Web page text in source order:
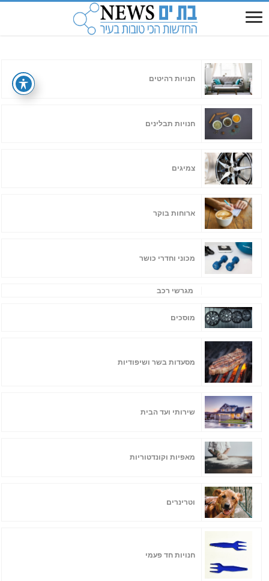
חנויות רהיטים
חנויות תבלינים
צמיגים
ארוחות בוקר
מכוני וחדרי כושר
מגרשי רכב
מוסכים
מסעדות בשר ושיפודיות
שירותי ועד הבית
מאפיות וקונדטוריות
וטרינרים
חנויות חד פעמי